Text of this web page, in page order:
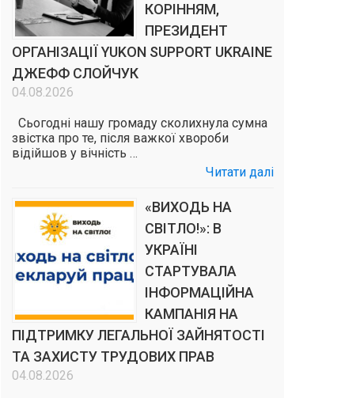
КОРІННЯМ,
ПРЕЗИДЕНТ
ОРГАНІЗАЦІЇ YUKON SUPPORT UKRAINE
ДЖЕФФ СЛОЙЧУК
04.08.2026
Сьогодні нашу громаду сколихнула сумна
звістка про те, після важкої хвороби
відійшов у вічність …
Читати далі
«ВИХОДЬ НА
СВІТЛО!»: В
УКРАЇНІ
СТАРТУВАЛА
ІНФОРМАЦІЙНА
КАМПАНІЯ НА
ПІДТРИМКУ ЛЕГАЛЬНОЇ ЗАЙНЯТОСТІ
ТА ЗАХИСТУ ТРУДОВИХ ПРАВ
04.08.2026